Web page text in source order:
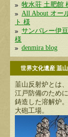
牧水荘 土肥館
All About オー
ト 様
サンバレー伊
様
denmira blog
世界文化遺産 韮
韮山反射炉とは
江戸防備のため
鋳造した溶解炉
大砲工場。